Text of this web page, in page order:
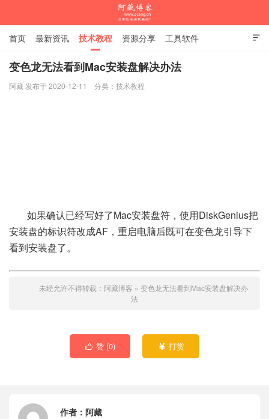

首页 最新资讯 技术教程 资源分享 工具软件
杂谈随笔
变色龙无法看到Mac安装盘解决办法
阿藏 发布于 2020-12-11 分类： 技术教程
如果确认已经写好了Mac安装盘符，使用DiskGenius把
安装盘的标识符改成AF，重启电脑后既可在变色龙引导下
看到安装盘了。
未经允许不得转载： 阿藏博客 » 变色龙无法看到Mac安装盘解决办
法
 赞 (0)  打赏
作者： 阿藏